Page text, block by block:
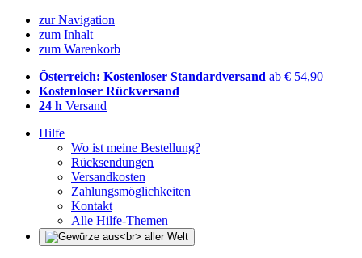
zur Navigation
zum Inhalt
zum Warenkorb
Österreich: Kostenloser Standardversand ab € 54,90
Kostenloser Rückversand
24 h Versand
Hilfe
Wo ist meine Bestellung?
Rücksendungen
Versandkosten
Zahlungsmöglichkeiten
Kontakt
Alle Hilfe-Themen